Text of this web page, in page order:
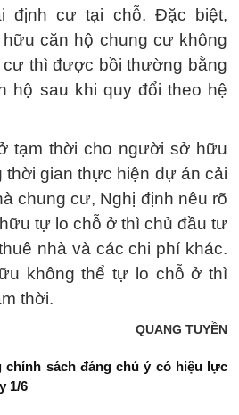
định cư tại chỗ. Đặc biệt,
căn hộ chung cư không
thì được bồi thường bằng
hộ sau khi quy đổi theo hệ
tạm thời cho người sở hữu
thời gian thực hiện dự án cải
chung cư, Nghị định nêu rõ
tự lo chỗ ở thì chủ đầu tư
nhà và các chi phí khác.
không thể tự lo chỗ ở thì
thời.
QUANG TUYỀN
chính sách đáng chú ý có hiệu lực
1/6